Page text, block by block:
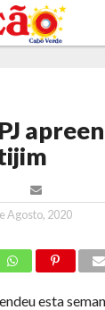
Agosto, 2020
esta